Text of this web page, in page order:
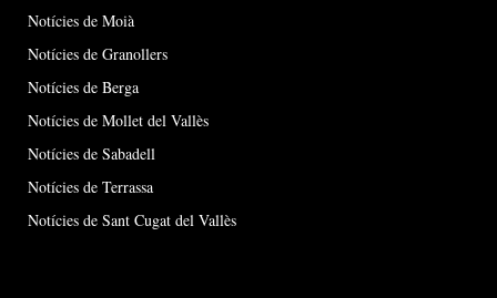
Notícies de Moià
Notícies de Granollers
Notícies de Berga
Notícies de Mollet del Vallès
Notícies de Sabadell
Notícies de Terrassa
Notícies de Sant Cugat del Vallès